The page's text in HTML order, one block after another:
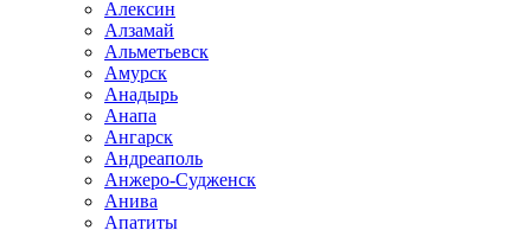
Алексин
Алзамай
Альметьевск
Амурск
Анадырь
Анапа
Ангарск
Андреаполь
Анжеро-Судженск
Анива
Апатиты